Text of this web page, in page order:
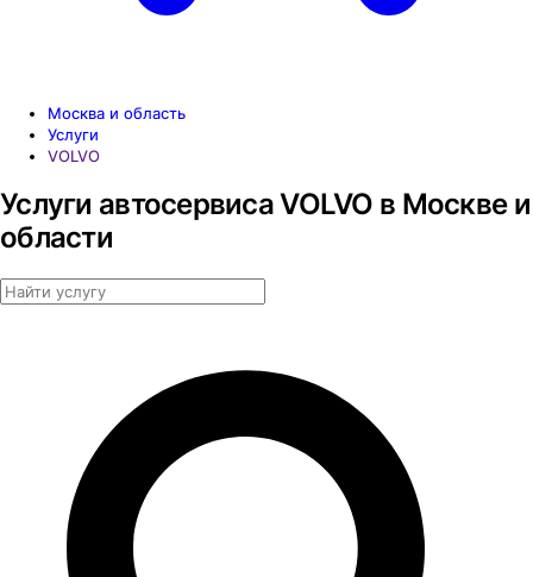
Москва и область
Услуги
VOLVO
Услуги автосервиса VOLVO в Москве и
области